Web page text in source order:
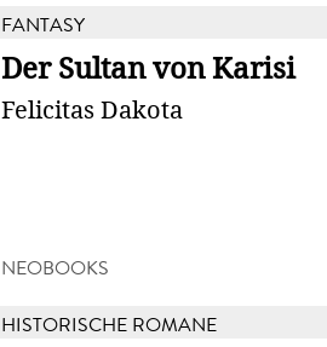
FANTASY
Der Sultan von Karisi
Felicitas Dakota
NEOBOOKS
HISTORISCHE ROMANE